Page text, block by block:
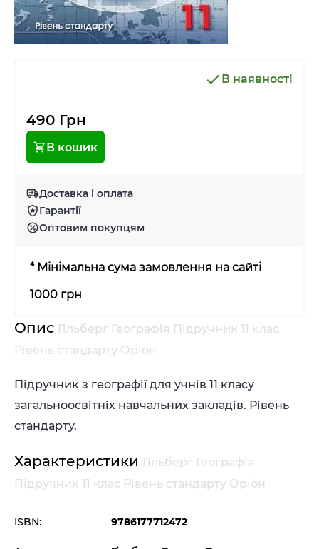
В наявності
490 Грн
В кошик
Доставка і оплата
Гарантії
Оптовим покупцям
* Мінімальна сума замовлення на сайті
1000 грн
Опис Гільберг Географія Підручник 11 клас
Рівень стандарту Оріон
Підручник з географії для учнів 11 класу
загальноосвітніх навчальних закладів. Рівень
стандарту.
Характеристики Гільберг Географія
Підручник 11 клас Рівень стандарту Оріон
ISBN: 9786177712472